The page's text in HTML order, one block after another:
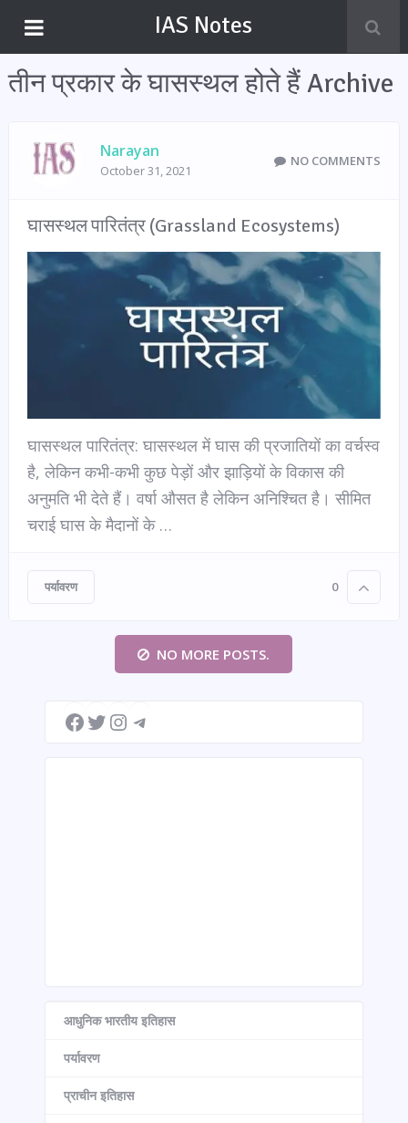
IAS Notes
तीन प्रकार के घासस्थल होते हैं Archive
Narayan
October 31, 2021
NO COMMENTS
घासस्थल पारितंत्र (Grassland Ecosystems)
घासस्थल पारितंत्र: घासस्थल में घास की प्रजातियों का वर्चस्व
है, लेकिन कभी-कभी कुछ पेड़ों और झाड़ियों के विकास की
अनुमति भी देते हैं। वर्षा औसत है लेकिन अनिश्चित है। सीमित
चराई घास के मैदानों के …
पर्यावरण 0
NO MORE POSTS.
Facebook
TwitterInstagram
आधुनिक भारतीय इतिहास
पर्यावरण
प्राचीन इतिहास